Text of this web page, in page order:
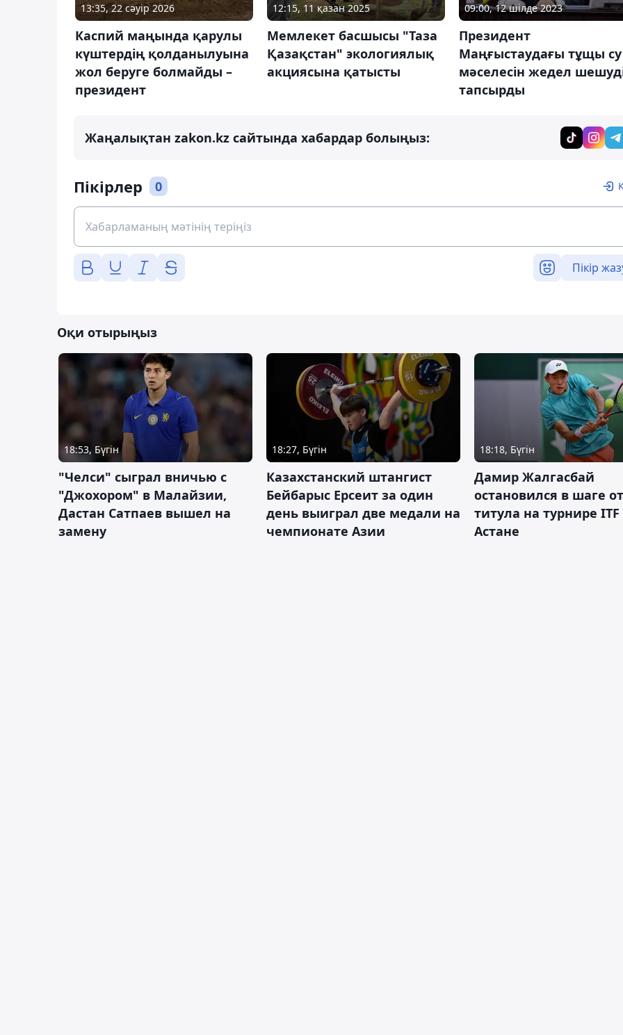
13:35, 22 сәуір 2026
Каспий маңында қарулы
күштердің қолданылуына
жол беруге болмайды –
президент
12:15, 11 қазан 2025
Мемлекет басшысы "Таза
Қазақстан" экологиялық
акциясына қатысты
09:00, 12 шілде 2023
Президент
Маңғыстаудағы тұщы су
мәселесін жедел
тапсырды
Жаңалықтан zakon.kz сайтында хабардар болыңыз:
Пікірлер 0
Пікір
Оқи отырыңыз
18:53, Бүгін
"Челси" сыграл вничью с
"Джохором" в Малайзии,
Дастан Сатпаев вышел на
замену
18:27, Бүгін
Казахстанский штангист
Бейбарыс Ерсеит за один
день выиграл две медали на
чемпионате Азии
18:18, Бүгін
Дамир Жалгасбай
остановился в шаге от
титула на турнире ITF
Астане